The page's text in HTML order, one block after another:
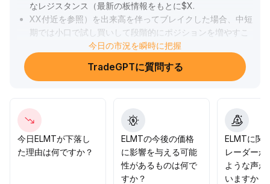
なレジスタンス（最新の板情報をもとに$X.
XX付近を参照）を出来高を伴ってブレイクした場合、中短
期では小口で試し買いして段階的にポジションを増やすこ
とが可能です。主要なサポートを割った場合は、厳格に損
切りして撤退する必要があります。現時点では様子見を維
持し、ブレイクのシグナルを取引の前提とし、ポジション
今日の市況を瞬時に把握
TradeGPTに質問する
今日ELMTが下落し
た理由は何ですか？
ELMTの今後の価格
に影響を与える可能
性があるものは何で
すか？
ELMTに関
レーダーか
ような声が
いますか？